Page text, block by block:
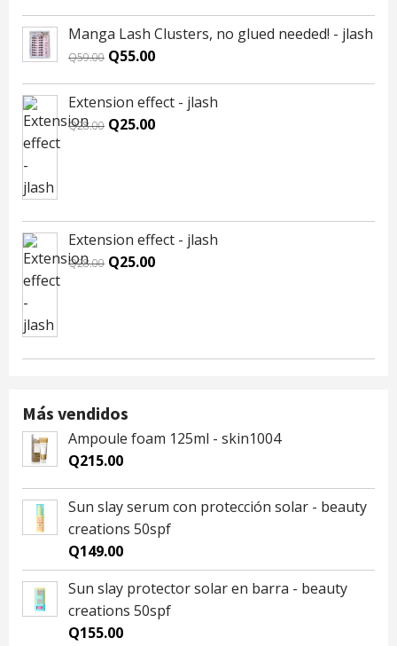
Manga Lash Clusters, no glued needed! - jlash
Q59.00 Original
was:
Q59.00.
Q55.00Current
is:
Q55.00.
Extension effect - jlash
Q28.00 Original
Q25.00Current
Extension effect - jlash
Q28.00 Original
Q25.00Current
Más vendidos
Ampoule foam 125ml - skin1004
Q215.00
Sun slay serum con protección solar - beauty
creations 50spf
Q149.00
Sun slay protector solar en barra - beauty
creations 50spf
Q155.00